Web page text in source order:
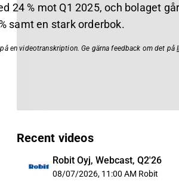
24 % mot Q1 2025, och bolaget
samt en stark orderbok.
en videotranskription. Ge gärna feedback om det på
Recent videos
Robit Oyj, Webcast, Q2'26
08/07/2026, 11:00 AM Robit